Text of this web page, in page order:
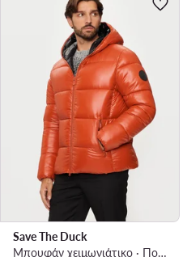
Save The Duck
Μπουφάν χειμωνιάτικο · Πορτοκαλί